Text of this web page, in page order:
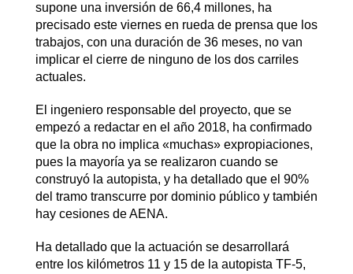
supone una inversión de 66,4 millones, ha
precisado este viernes en rueda de prensa que los
trabajos, con una duración de 36 meses, no van
implicar el cierre de ninguno de los dos carriles
actuales.
El ingeniero responsable del proyecto, que se
empezó a redactar en el año 2018, ha confirmado
que la obra no implica «muchas» expropiaciones,
pues la mayoría ya se realizaron cuando se
construyó la autopista, y ha detallado que el 90%
del tramo transcurre por dominio público y también
hay cesiones de AENA.
Ha detallado que la actuación se desarrollará
entre los kilómetros 11 y 15 de la autopista TF-5,